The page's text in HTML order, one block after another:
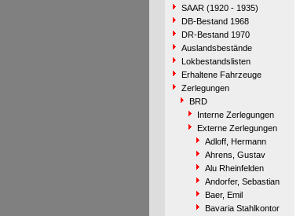
SAAR (1920 - 1935)
DB-Bestand 1968
DR-Bestand 1970
Auslandsbestände
Lokbestandslisten
Erhaltene Fahrzeuge
Zerlegungen
BRD
Interne Zerlegungen
Externe Zerlegungen
Adloff, Hermann
Ahrens, Gustav
Alu Rheinfelden
Andorfer, Sebastian
Baer, Emil
Bavaria Stahlkontor